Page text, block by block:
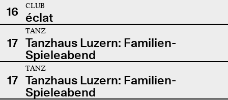
16
CLUB
éclat
17
TANZ
Tanzhaus Luzern: Familien-
Spieleabend
17
TANZ
Tanzhaus Luzern: Familien-
Spieleabend